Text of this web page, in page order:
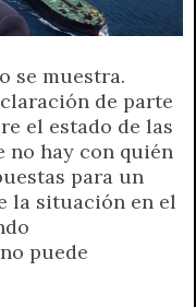
se muestra.
de parte
el estado de las
no hay con quién
para un
la situación en el
puede